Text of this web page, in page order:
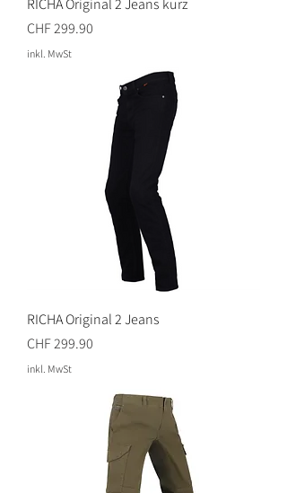
RICHA Original 2 Jeans kurz
Preis
CHF 299.90
inkl. MwSt
RICHA Original 2 Jeans
Preis
CHF 299.90
inkl. MwSt